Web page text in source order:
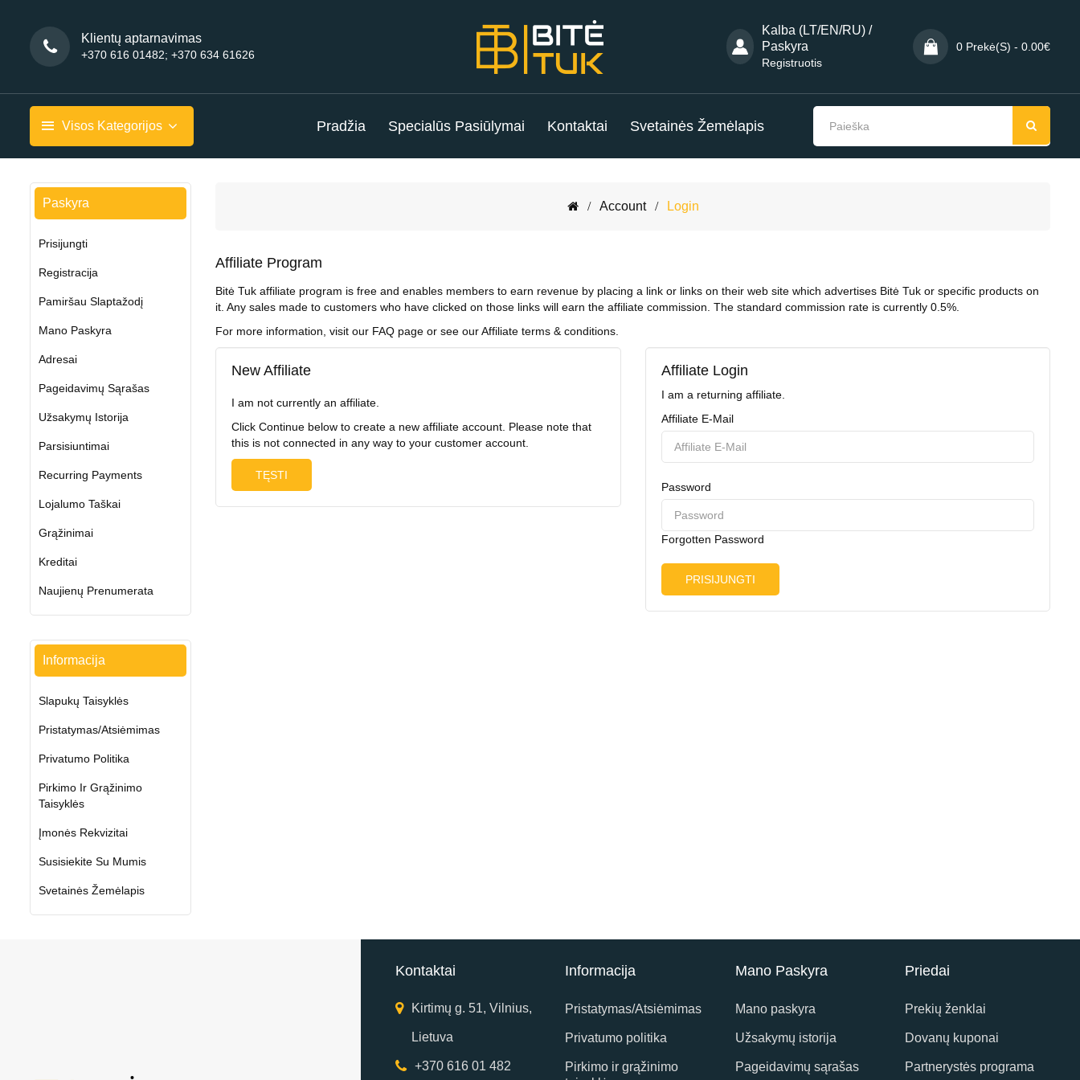
Klientų aptarnavimas
+370 616 01482; +370 634 61626
Kalba (LT/EN/RU) /
Paskyra
Registruotis
0 Prekė(s) - 0.00€
Visos Kategorijos Pradžia Specialūs Pasiūlymai Kontaktai Svetainės Žemėlapis
Paskyra
Prisijungti
Registracija
Pamiršau Slaptažodį
Mano Paskyra
Adresai
Pageidavimų Sąrašas
Užsakymų Istorija
Parsisiuntimai
Recurring Payments
Lojalumo Taškai
Grąžinimai
Kreditai
Naujienų Prenumerata
Informacija
Slapukų Taisyklės
Pristatymas/Atsiėmimas
Privatumo Politika
Pirkimo Ir Grąžinimo
Taisyklės
Įmonės Rekvizitai
Susisiekite Su Mumis
Svetainės Žemėlapis
Account Login
Affiliate Program
Bitė Tuk affiliate program is free and enables members to earn revenue by placing a link or links on their web site which advertises Bitė Tuk or specific products on
it. Any sales made to customers who have clicked on those links will earn the affiliate commission. The standard commission rate is currently 0.5%.
For more information, visit our FAQ page or see our Affiliate terms & conditions.
New Affiliate
I am not currently an affiliate.
Click Continue below to create a new affiliate account. Please note that
this is not connected in any way to your customer account.
TĘSTI
Affiliate Login
I am a returning affiliate.
Affiliate E-Mail
Password
Forgotten Password
Kontaktai
Kirtimų g. 51, Vilnius,
Lietuva
+370 616 01 482
Informacija
Pristatymas/Atsiėmimas
Privatumo politika
Pirkimo ir grąžinimo
Mano Paskyra
Mano paskyra
Užsakymų istorija
Pageidavimų sąrašas
Priedai
Prekių ženklai
Dovanų kuponai
Partnerystės programa